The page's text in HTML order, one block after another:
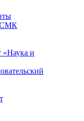
СМК
«Наука и